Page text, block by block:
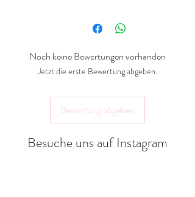
Produktsicherheitsverordnung
Hersteller:
Gräfter Weg 18a
32351 Stemwede
shop@landlebenliebe.de
Noch keine Bewertungen vorhanden
Jetzt die erste Bewertung abgeben.
Bewertung abgeben
Besuche uns auf Instagram